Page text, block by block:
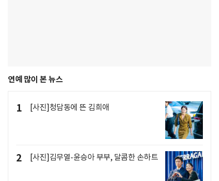
연예 많이 본 뉴스
1 [사진]청담동에 뜬 김희애
2 [사진]김무열-윤승아 부부, 달콤한 손하트